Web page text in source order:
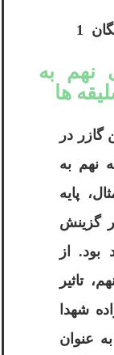
1
نهم به
ها
گازر در
نهم به
پایه
گزینش
بود. از
تاثیر
شهدا
عنوان